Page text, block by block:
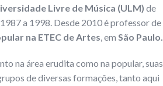
Livre de Música (ULM) de
1987 a 1998. Desde 2010 é professor de
na ETEC de Artes, em São Paulo.
na área erudita como na popular, suas
de diversas formações, tanto aqui